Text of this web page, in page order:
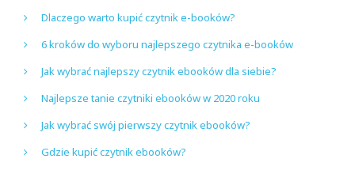
Dlaczego warto kupić czytnik e-booków?
6 kroków do wyboru najlepszego czytnika e-booków
Jak wybrać najlepszy czytnik ebooków dla siebie?
Najlepsze tanie czytniki ebooków w 2020 roku
Jak wybrać swój pierwszy czytnik ebooków?
Gdzie kupić czytnik ebooków?